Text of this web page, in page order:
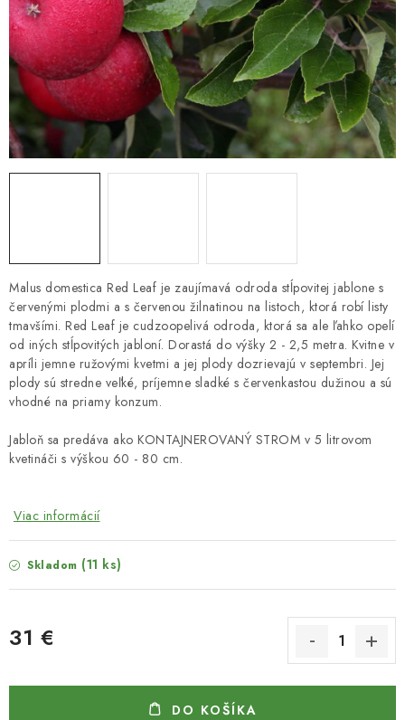
CHÉMIA
KVETINÁČE
DEKORÁCIE
Podmienky ochrany osobných údajov
Malus domestica Red Leaf je zaujímavá odroda stĺpovitej jablone s
červenými plodmi a s červenou žilnatinou na listoch, ktorá robí listy
tmavšími. Red Leaf je cudzoopelivá odroda, ktorá sa ale ľahko opelí
od iných stĺpovitých jabloní. Dorastá do výšky 2 - 2,5 metra. Kvitne v
apríli jemne ružovými kvetmi a jej plody dozrievajú v septembri. Jej
plody sú stredne veľké, príjemne sladké s červenkastou dužinou a sú
vhodné na priamy konzum.
Jabloň sa predáva ako KONTAJNEROVANÝ STROM v 5 litrovom
kvetináči s výškou 60 - 80 cm.
Viac informácií
Skladom (11 ks)
31 €
DO KOŠÍKA